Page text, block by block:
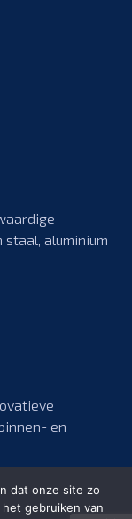
aluminium
en
dat onze site zo
gebruiken van